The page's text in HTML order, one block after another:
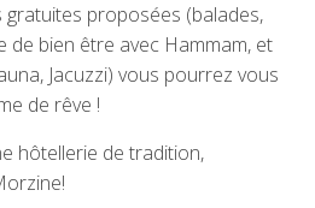
gratuites proposées (balades,
de bien être avec Hammam, et
Jacuzzi) vous pourrez vous
de rêve !
hôtellerie de tradition,